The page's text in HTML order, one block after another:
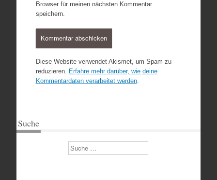
Browser für meinen nächsten Kommentar
speichern.
Diese Website verwendet Akismet, um Spam zu
reduzieren. Erfahre mehr darüber, wie deine
Kommentardaten verarbeitet werden.
Suche
Suchen